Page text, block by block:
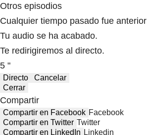
Otros episodios
Cualquier tiempo pasado fue anterior
Tu audio se ha acabado.
Te redirigiremos al directo.
5 "
Directo
Cancelar
Cerrar
Compartir
Compartir en Facebook Facebook
Compartir en Twitter Twitter
Compartir en LinkedIn Linkedin